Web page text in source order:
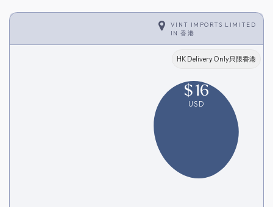
VINT IMPORTS LIMITED
IN香港
HK Delivery Only只限香港
$16
USD